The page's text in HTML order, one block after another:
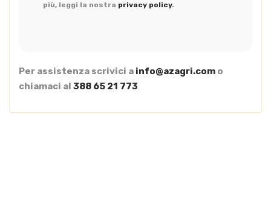
più, leggi la nostra privacy policy.
Per assistenza scrivici a info@azagri.com o
chiamaci al 388 65 21 773